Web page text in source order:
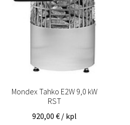
Mondex Tahko E2W 9,0 kW
RST
920,00 € / kpl